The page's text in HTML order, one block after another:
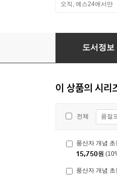
오직, 예스24에서만
풍산자 개념 초
도서정보
이 상품의 시리
전체 품절
풍산자 개념
15,750원
풍산자 개념